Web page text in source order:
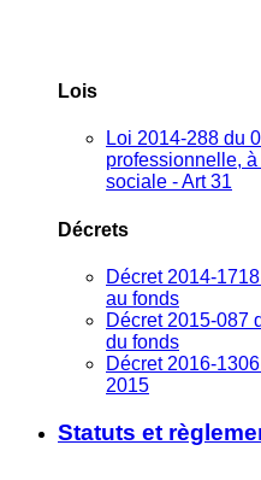
Lois
Loi 2014-288 du
professionnelle,
sociale - Art 31
Décrets
Décret 2014-
au fonds
Décret 2015-087
du fonds
Décret 2016-
2015
Statuts et